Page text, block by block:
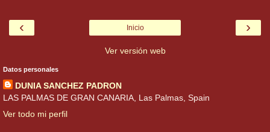
‹ ›
Inicio
Ver versión web
Datos personales
DUNIA SANCHEZ PADRON
LAS PALMAS DE GRAN CANARIA, Las Palmas, Spain
Ver todo mi perfil